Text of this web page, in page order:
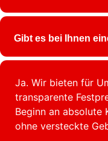
Gibt es bei Ihnen
Ja. Wir bieten für
transparente
Beginn an absolute
ohne versteckte